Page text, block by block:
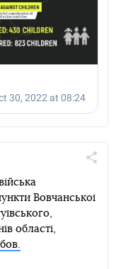
Twitter
Вовчанської
області,